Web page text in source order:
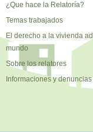
¿Que hace la Relatoría?
Temas trabajados
El derecho a la vivienda
mundo
Sobre los relatores
Informaciones y